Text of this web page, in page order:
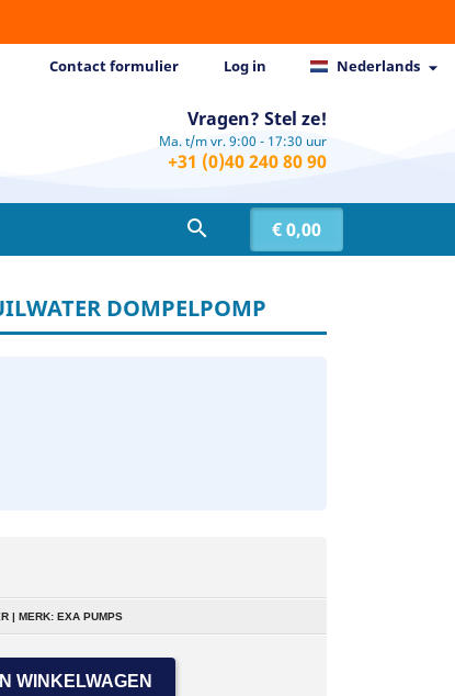
Contact formulier Log in Nederlands 
Vragen? Stel ze!
Ma. t/m vr. 9:00 - 17:30 uur
+31 (0)40 240 80 90
€ 0,00

DOMPELPOMP
| MERK: EXA PUMPS
IN WINKELWAGEN